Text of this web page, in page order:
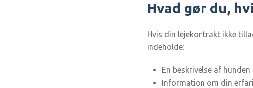
Hvad gør du,
Hvis din lejekontrakt ikke
indeholde:
En beskrivelse af
Information om din